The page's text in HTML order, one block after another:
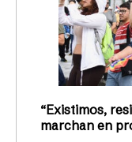
“Existimos,
marchan en